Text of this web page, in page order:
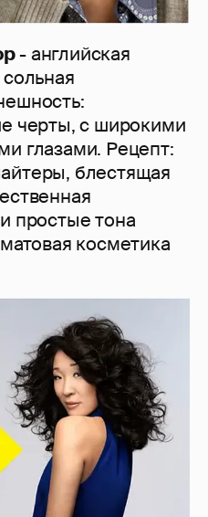
- английская
черты, с широкими
глазами. Рецепт:
блестящая
простые тона
косметика